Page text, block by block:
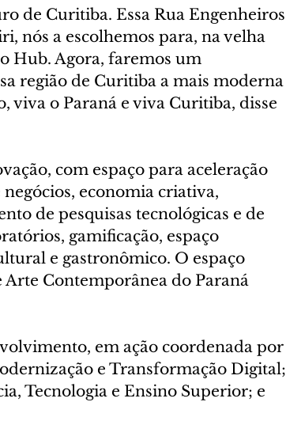
de Curitiba. Essa Rua Engenheiros
nós a escolhemos para, na velha
Hub. Agora, faremos um
região de Curitiba a mais moderna
viva o Paraná e viva Curitiba, disse
com espaço para aceleração
economia criativa,
de pesquisas tecnológicas e de
gamificação, espaço
e gastronômico. O espaço
Arte Contemporânea do Paraná
em ação coordenada por
e Transformação Digital;
Tecnologia e Ensino Superior; e